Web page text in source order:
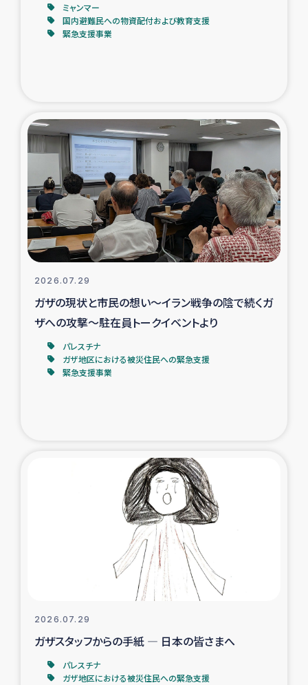
神原ゼミxパルシック
仮設住宅生活支援・農業復興支援
漁業復興支援
インターン・ボランティア日誌
経済自立支援事業
ガザ空爆被災者への食料支援と農家生産支援
ガザ地区における羊の畜産支援
ガザ地区酪農を通した女性グループの生計支援
ふりかけ普及と食生活改善による栄養改善事業
フェアトレード事業
緊急支援事業
女性の生計向上を通じた子どもの栄養改善事業
民際教育
食べる
ミャンマー
国内避難民への物資配付および教育支援
緊急支援事業
2026.07.29
ガザの現状と市民の想い～イラン戦争の陰で続くガ
ザへの攻撃～駐在員トークイベントより
パレスチナ
ガザ地区における被災住民への緊急支援
緊急支援事業
2026.07.29
ガザスタッフからの手紙 ― 日本の皆さまへ
パレスチナ
ガザ地区における被災住民への緊急支援